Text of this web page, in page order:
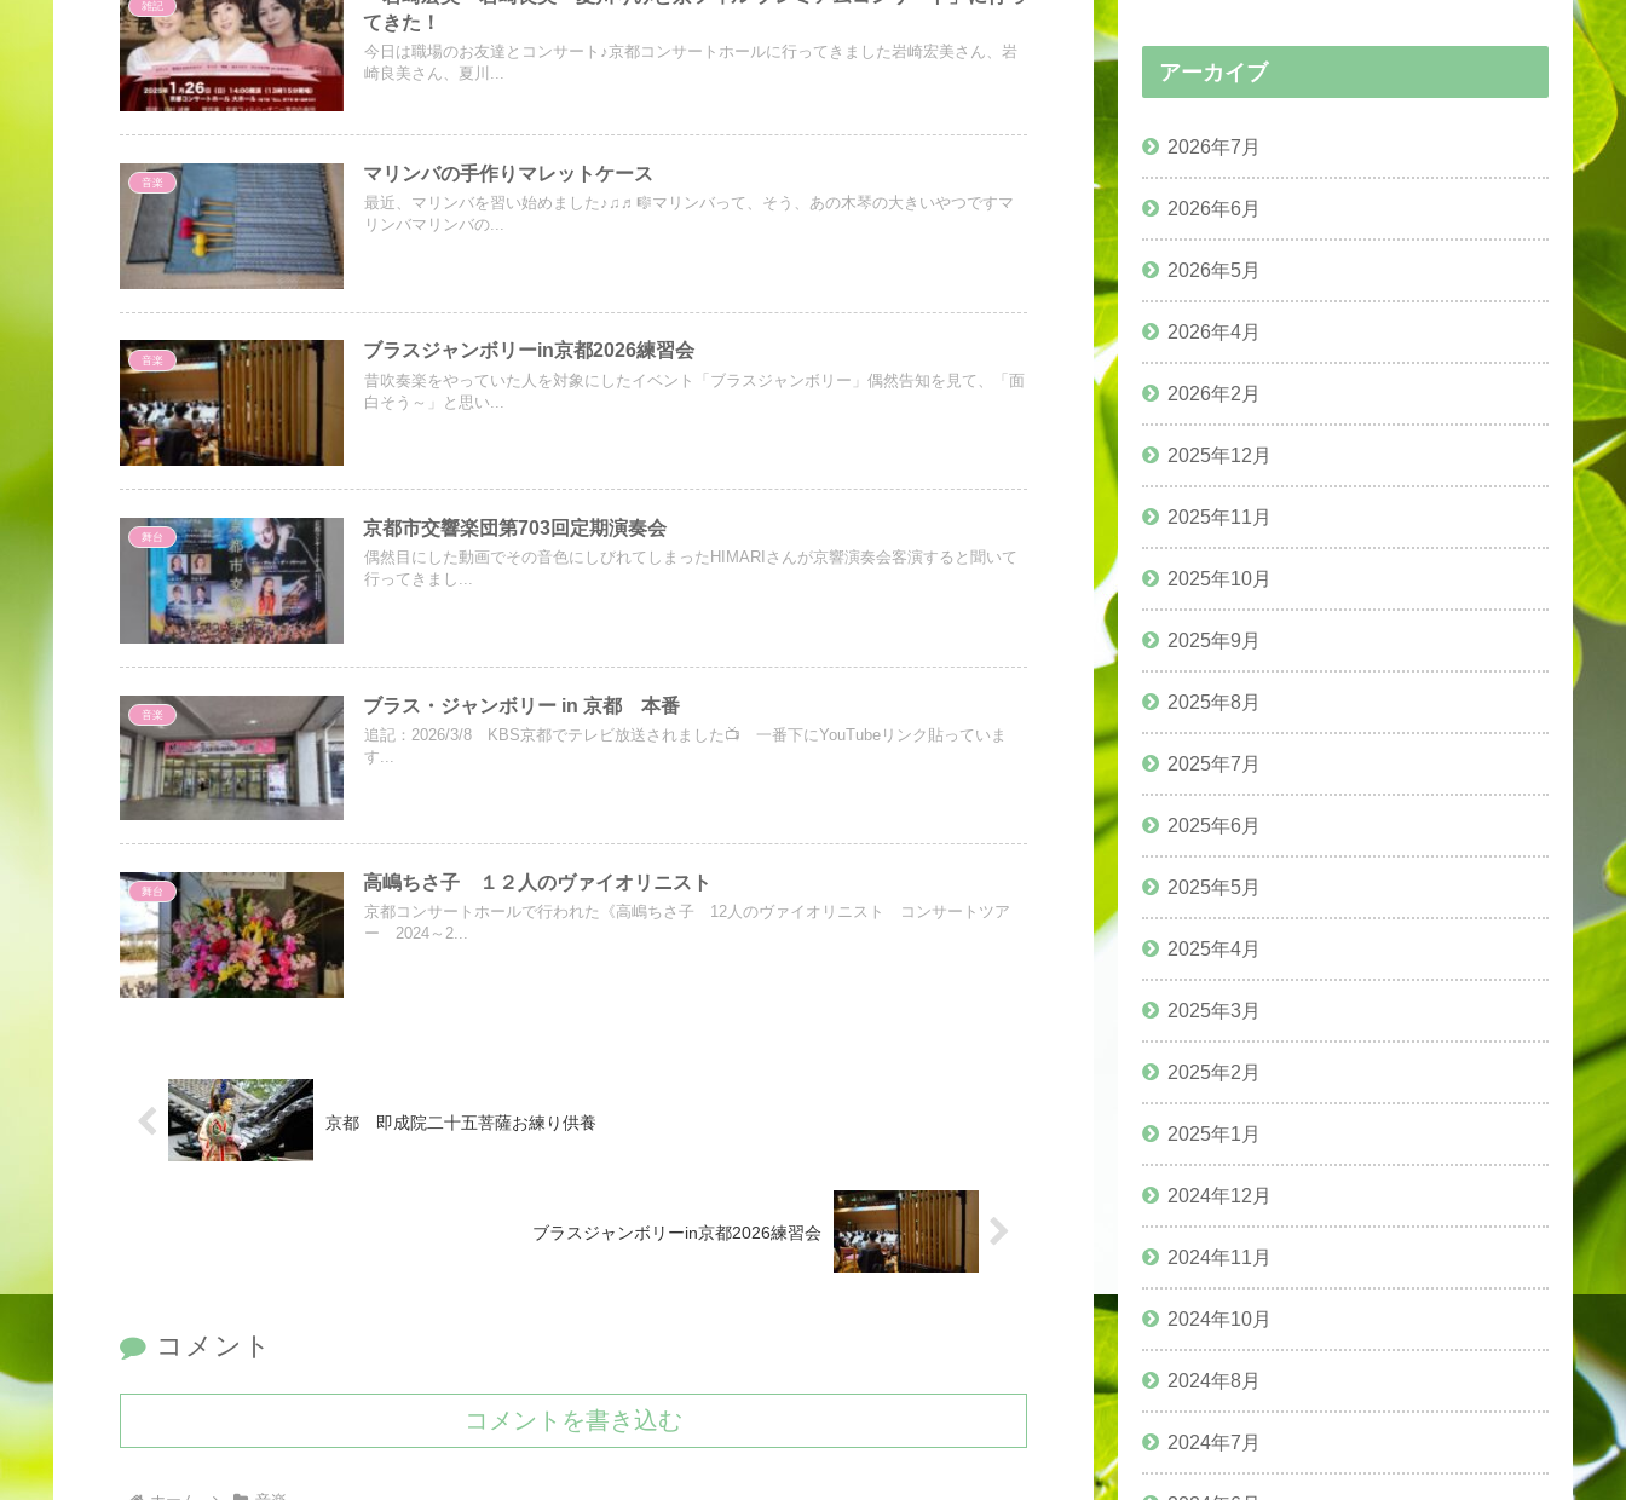
雑記
てきた！
今日は職場のお友達とコンサート♪京都コンサートホールに行ってきました岩崎宏美さん、岩
崎良美さん、夏川...
音楽 マリンバの手作りマレットケース
最近、マリンバを習い始めました♪♫♬🎼マリンバって、そう、あの木琴の大きいやつですマ
リンバマリンバの...
音楽 ブラスジャンボリーin京都2026練習会
昔吹奏楽をやっていた人を対象にしたイベント「ブラスジャンボリー」偶然告知を見て、「面
白そう～」と思い...
舞台 京都市交響楽団第703回定期演奏会
偶然目にした動画でその音色にしびれてしまったHIMARIさんが京響演奏会客演すると聞いて
行ってきまし...
音楽 ブラス・ジャンボリー in 京都 本番
追記：2026/3/8 KBS京都でテレビ放送されました📺 一番下にYouTubeリンク貼っていま
す...
舞台 高嶋ちさ子 １２人のヴァイオリニスト
京都コンサートホールで行われた《高嶋ちさ子 12人のヴァイオリニスト コンサートツア
ー 2024～2...
京都 即成院二十五菩薩お練り供養
ブラスジャンボリーin京都2026練習会
コメント
コメントを書き込む
アーカイブ
2026年7月
2026年6月
2026年5月
2026年4月
2026年2月
2025年12月
2025年11月
2025年10月
2025年9月
2025年8月
2025年7月
2025年6月
2025年5月
2025年4月
2025年3月
2025年2月
2025年1月
2024年12月
2024年11月
2024年10月
2024年8月
2024年7月